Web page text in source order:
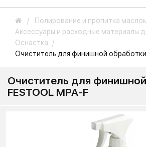
Полирование и пропитка
Аксессуары и расходные материалы
Оснастка
Очиститель для финишной обработки
Очиститель для
FESTOOL MPA-F